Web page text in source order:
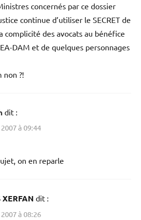
concernés par ce dossier
continue d’utiliser le SECRET de
complicité des avocats au bénéfice
DAM et de quelques personnages
non ?!
dit :
à 09:44
on en reparle
XERFAN dit :
à 08:26